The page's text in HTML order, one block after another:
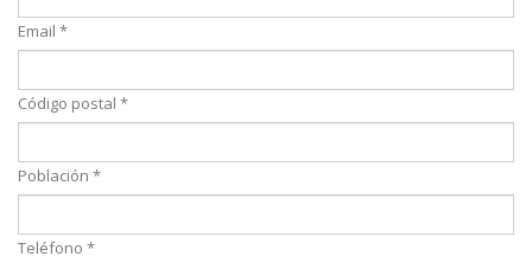
Email *
Código postal *
Población *
Teléfono *